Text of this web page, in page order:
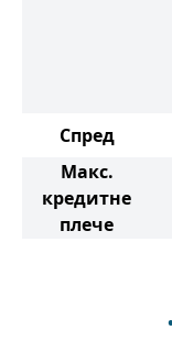
Спред
Макс.
кредитне
плече